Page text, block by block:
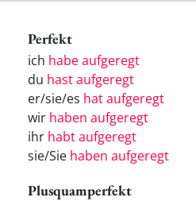
Perfekt
ich habe aufgeregt
du hast aufgeregt
er/sie/es hat aufgeregt
wir haben aufgeregt
ihr habt aufgeregt
sie/Sie haben aufgeregt
Plusquamperfekt